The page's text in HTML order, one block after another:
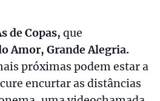
de Copas, que
Amor, Grande Alegria.
próximas podem estar a
encurtar as distâncias